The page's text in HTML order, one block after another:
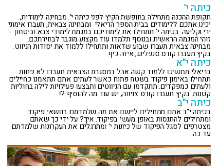
כיתה י'
תקופת ההכנה מתחילה בחופשת הקיץ לפני כיתה י'. מבחינה לימודית,
יכינו אתכם ללימודים בבית הספר הריאלי ומבחינה צבאית, תעברו אימוני
ירי וקליעה. בכיתה י' תתחילו את לימודיכם במגמת לימודי צבא וביטחון -
זוהי המגמה הראשית ובנוסף תלמדו עוד מקצוע מוגבר לבחירתכם.
מבחינה צבאית תעברו שבוע שדאות ותתחילו ללמוד את יסודות הניווט.
בקיץ תעברו קורס סנפלינג, איזה כיף.
כיתה י"א
בריאלי תמשיכו ללמוד קשה אבל במסגרת הצבאית תעבדו לא פחות.
תתחילו באימון פיקוד בשטח פתוח כאשר לעתים אתם תתאמנו כחיילים
ולעתים כמפקדים. תתקדמו עם הניווטים ותבצעו פעילויות לילה בחוליות
קטנות. בקיץ תעברו קורס צניחה, יש עוד מה להוסיף ?!
כיתה י"ב
בכיתה י"ב אתם מתחילים ליישם את מה שלמדתם בנושאי פיקוד
ומתחילים להתנסות באופן מעשי בפיקוד. איך? על ידי כך שאתם
מצטרפים לסגל הפיקוד של כיתות י' ומתרגלים את העקרונות שלמדתם
עד כה.